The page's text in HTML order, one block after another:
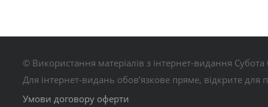
© Використання матеріалів з інтернет-видання
Для інтернет-видань обов’язкове пряме, відкрите
Умови договору оферти